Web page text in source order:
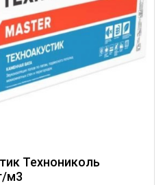
Технониколь
м3